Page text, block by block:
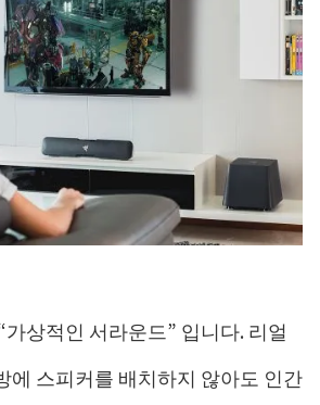
상적인 서라운드” 입니다. 리얼
에 스피커를 배치하지 않아도 인간